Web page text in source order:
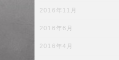
2016年11月
2016年6月
2016年4月